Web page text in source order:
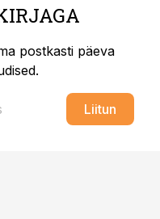
postkasti päeva
Liitun